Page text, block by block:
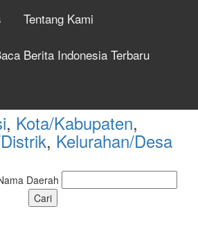
Tentang Kami
Berita Indonesia Terbaru
Pos Seluruh
Tahun 2026
, Kota/Kabupaten,
, Kelurahan/Desa
Daerah